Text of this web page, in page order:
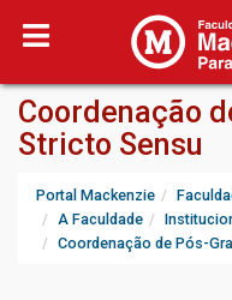
Coordenação
Stricto Sensu
Portal Mackenzie
A Faculdade
Coordenação de Pós-